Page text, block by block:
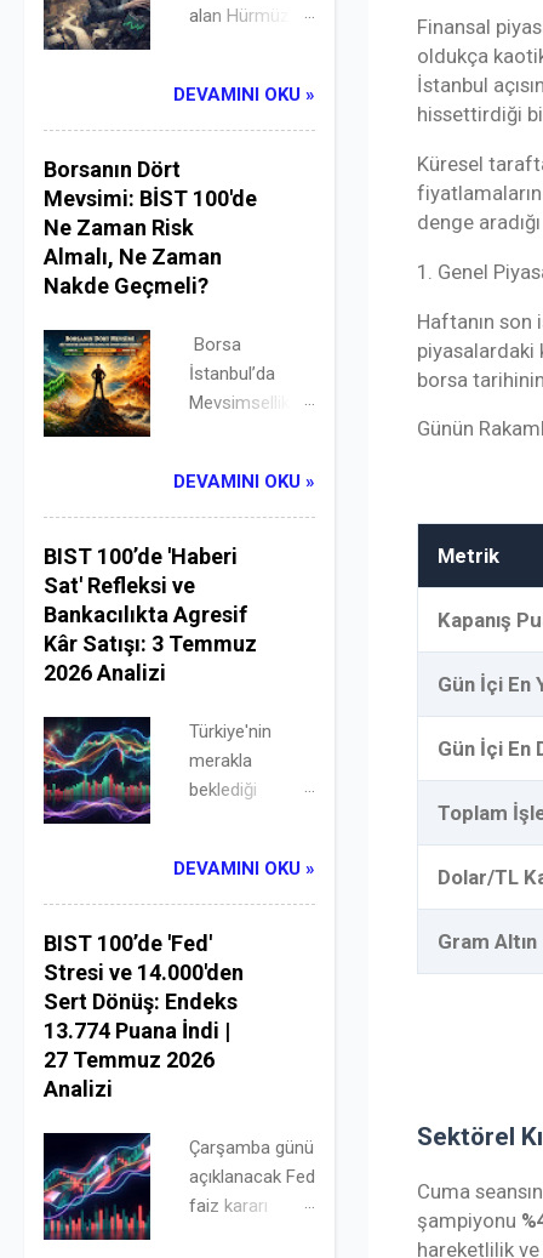
Finansal
oldukça
İstanbul
hissettirdiği
Küresel
denge
1. Genel
Haftanın son
piyasalardaki
borsa tarihinin
Günün
Metrik
Kapanış
Gün İçi En
Gün İçi En
Toplam
Dolar/TL
Gram Altın
Sektörel
Cuma
şampiyonu
hareketlilik ve
alan Hürmüz
çanları, brent
petrolü sert bir
çekerken Borsa
İstanbul'da
tarihi bir ralli
başlattı.
piyasaların
makroekonomi
k düğümleri
açıklamayla
ayı enflasyon
verisinin (yıllık
%31,75)
pozitifliğine
moralsiz bir
kapanış yapan
Borsa İstanbul,
Salı gününe
"diplomatik
bahar"
rüzgârıyla
uyandı.
Haftalardır
enflasyon
beklentilerini
felç eden ABD-
DEVAMINI OKU »
Borsanın Dört
Mevsimi: BİST 100'de
Ne Zaman Risk
Almalı, Ne Zaman
Nakde Geçmeli?
Borsa
İstanbul’da
Mevsimsellik
Yıllık
Getiri/Zarar
Haritası ve Risk
Profili Değerli
yatırımcı,
finansal
(seasonality),
yatırımcı
psikolojisi,
küresel fon
sıklıkla takip
edilen bir analiz
yöntemidir.
Borsa İstanbul
(BİST 100)
2025/2026
başı)
periyodunu
DEVAMINI OKU »
BIST 100’de 'Haberi
Sat' Refleksi ve
Bankacılıkta Agresif
Kâr Satışı: 3 Temmuz
2026 Analizi
Türkiye'nin
merakla
beklediği
verisinin
açıklandığı
cuma
seansında,
"Beklentiyi al,
haberi sat"
kuralı
bankacılık
hisselerindeki
devasa çıkış
DEVAMINI OKU »
BIST 100’de 'Fed'
Stresi ve 14.000'den
Sert Dönüş: Endeks
13.774 Puana İndi |
27 Temmuz 2026
Analizi
Çarşamba günü
açıklanacak Fed
faiz kararı